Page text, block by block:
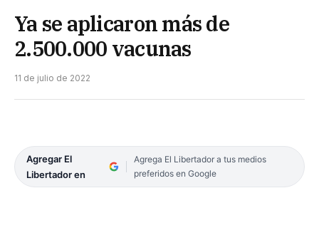
Ya se aplicaron más de
2.500.000 vacunas
11 de julio de 2022
Agregar El
Libertador en
Agrega El Libertador a tus medios
preferidos en Google